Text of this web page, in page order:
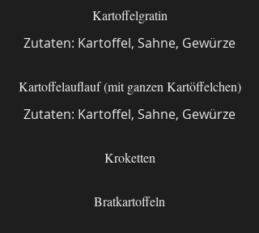
Kartoffelgratin
Zutaten: Kartoffel, Sahne, Gewürze
Kartoffelauflauf (mit ganzen Kartöffelchen)
Zutaten: Kartoffel, Sahne, Gewürze
Kroketten
Bratkartoffeln